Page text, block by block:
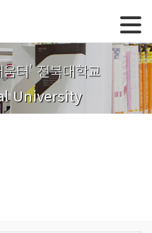
터' 전북대학교
University